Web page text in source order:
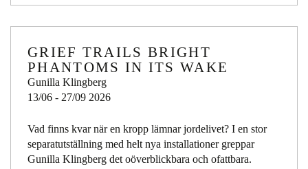
GRIEF TRAILS BRIGHT
PHANTOMS IN ITS WAKE
Gunilla Klingberg
13/06 - 27/09 2026
Vad finns kvar när en kropp lämnar jordelivet? I en stor
separatutställning med helt nya installationer greppar
Gunilla Klingberg det oöverblickbara och ofattbara.